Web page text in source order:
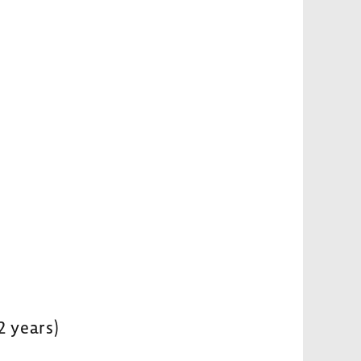
years)